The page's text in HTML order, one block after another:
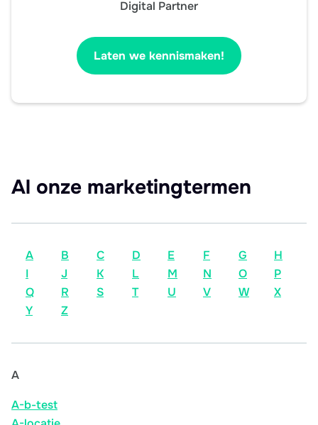
Digital Partner
Laten we kennismaken!
Al onze marketingtermen
A B C D E F G
H
I
J K L M N O
P
Q
R S T U V W
X
Y
Z
A
A-b-test